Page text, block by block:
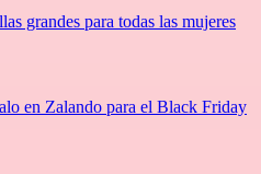
grandes para todas las mujeres
en Zalando para el Black Friday